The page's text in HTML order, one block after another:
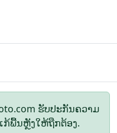
ຮັບປະກັນຄວາມ
ກ້ພື້ນຫຼັງໃຫ້ຖືກຕ້ອງ.